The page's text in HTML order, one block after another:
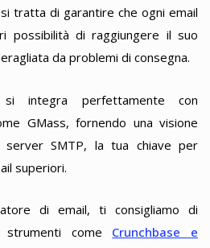
tratta di garantire che ogni email
possibilità di raggiungere il suo
da problemi di consegna.
integra perfettamente con
GMass, fornendo una visione
SMTP, la tua chiave per
superiori.
di email, ti consigliamo di
come Crunchbase e